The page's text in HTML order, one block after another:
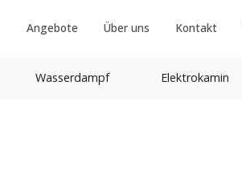
Angebote Über uns Kontakt
Wasserdampf Elektrokamin